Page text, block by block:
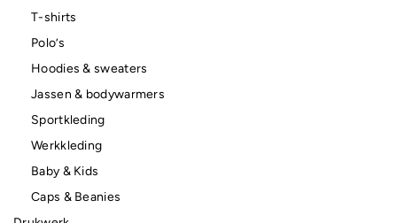
T-shirts
Polo’s
Hoodies & sweaters
Jassen & bodywarmers
Sportkleding
Werkkleding
Baby & Kids
Caps & Beanies